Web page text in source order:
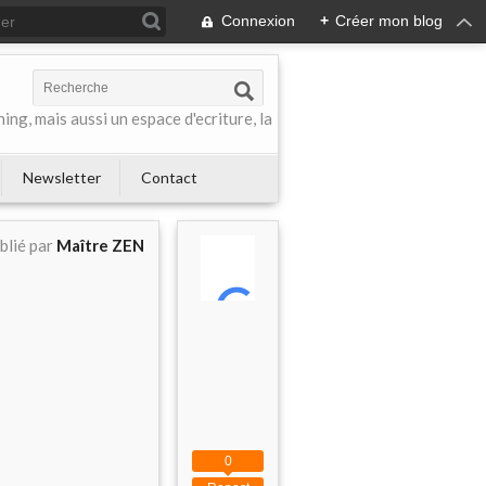
Connexion + Créer mon blog
mais aussi un espace d'ecriture, la
Newsletter Contact
par Maître ZEN
0